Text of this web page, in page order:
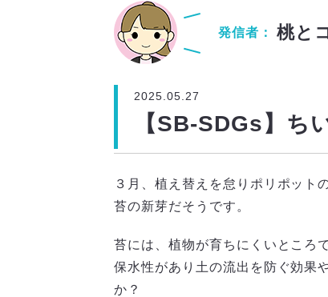
発信者： 桃と
2025.05.27
【SB-SDGs】ち
３月、植え替えを怠りポリポット
苔の新芽だそうです。
苔には、植物が育ちにくいところ
保水性があり土の流出を防ぐ効果
か？